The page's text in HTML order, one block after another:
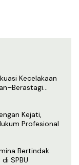
Kecelakaan
Kejati,
Profesional
Bertindak
SPBU